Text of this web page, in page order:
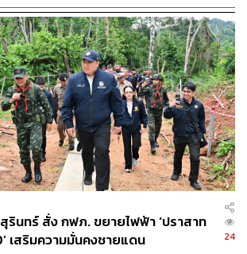
ง ที่ให้อำนาจพนักงานอัยการเสนอความ
อองค์กรปกครองส่วนท้องถิ่นว่าไม่ควรรับ
ได้ไม่ยาก หากหัวหน้ารัฐบาลตระหนัก
ความเดือดร้อนของประชาชน โดย
กระทรวงมหาดไทยที่ออกมาขัดต่อ
ถยกเลิกได้ทันที นั่นคืออุปสรรคสำคัญที่
าการบริหารแบบรัฐราชการเป็นอุปสรรค
ประเทศ” คุณหญิงสุดารัตน์กล่าวในที่สุด
เพิ่มพันธุ์พงศ์
รินทร์ สั่ง กฟภ. ขยายไฟฟ้า ‘ปราสาท
เสริมความมั่นคงชายแดน
24